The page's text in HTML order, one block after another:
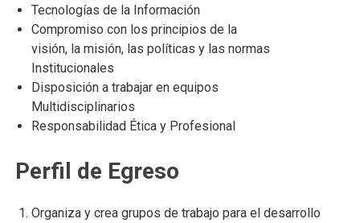
Tecnologías de la Información
Compromiso con los principios de la
visión, la misión, las políticas y las normas
Institucionales
Disposición a trabajar en equipos
Multidisciplinarios
Responsabilidad Ética y Profesional
Perfil de Egreso
Organiza y crea grupos de trabajo para el desarrollo